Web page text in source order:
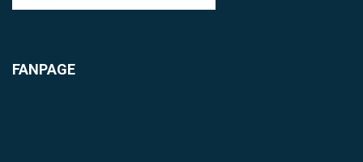
FANPAGE